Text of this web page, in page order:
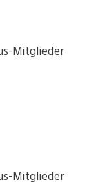
Mitglieder
Mitglieder